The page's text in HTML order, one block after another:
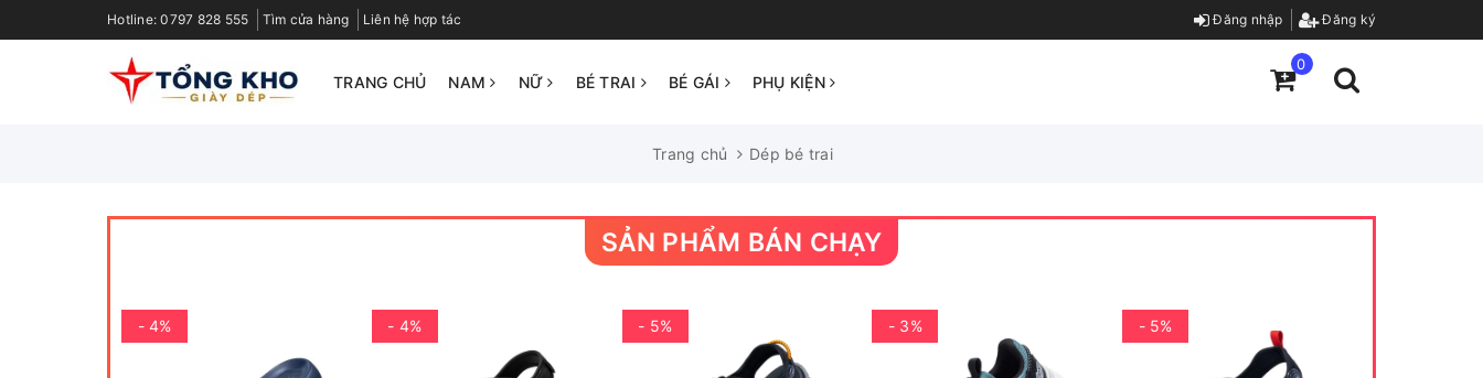
Hotline:0797 828 555 Tìm cửa hàng Liên hệ hợp tác Đăng nhập Đăng ký
TRANG CHỦ NAM NỮ BÉ TRAI BÉ GÁI PHỤ KIỆN
0
Trang chủ Dép bé trai
SẢN PHẨM BÁN CHẠY
- 4% - 4% - 5% - 3% - 5%